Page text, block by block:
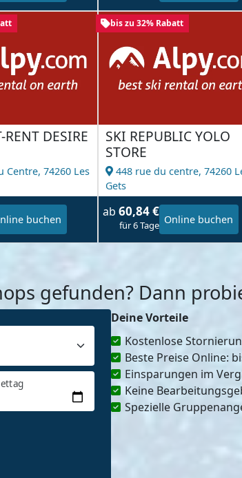
RENT DESIRE
Centre, 74260 Les
buchen
bis zu 32% Rabatt
SKI REPUBLIC YOLO
STORE
448 rue du centre, 74260
Gets
ab 60,84 €
für 6 Tage Online buchen
gefunden? Dann
Deine Vorteile
Kostenlose
Beste Preise Online:
Einsparungen im
Keine
Spezielle